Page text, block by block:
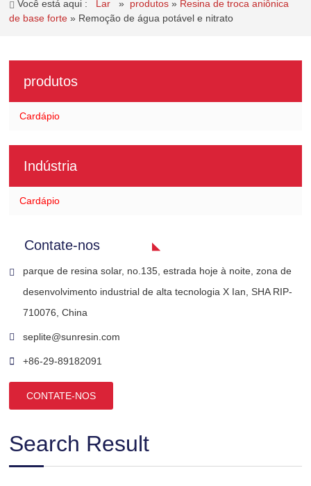
Você está aqui : Lar » produtos» Resina de troca aniônica
de base forte» Remoção de água potável e nitrato
produtos
Cardápio
Indústria
Cardápio
Contate-nos
parque de resina solar, no.135, estrada hoje à noite, zona de
desenvolvimento industrial de alta tecnologia X Ian, SHA RIP-
710076, China
seplite@sunresin.com
+86-29-89182091
CONTATE-NOS
Search Result